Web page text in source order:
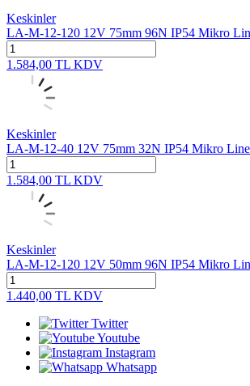
Keskinler
LA-M-12-120 12V 75mm 96N IP54 Mikro
1.584,00 TL KDV
Keskinler
LA-M-12-40 12V 75mm 32N IP54 Mikro
1.584,00 TL KDV
Keskinler
LA-M-12-120 12V 50mm 96N IP54 Mikro
1.440,00 TL KDV
Twitter
Youtube
Instagram
Whatsapp